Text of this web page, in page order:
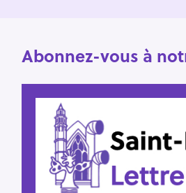
Abonnez-vous à